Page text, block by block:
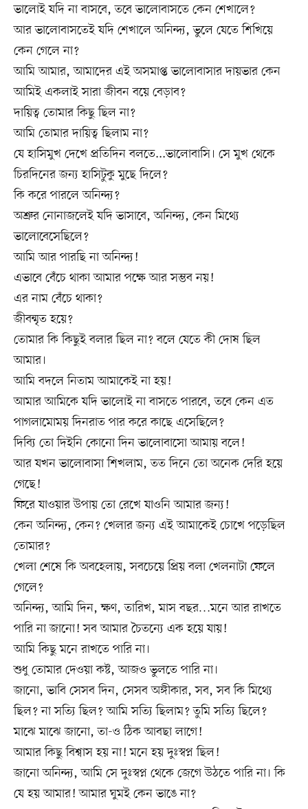
ভালোই যদি না বাসবে, তবে ভালোবাসতে কেন শেখালে?
আর ভালোবাসতেই যদি শেখালে অনিন্দ্য, ভুলে যেতে শিখিয়ে
কেন গেলে না?
আমি আমার, আমাদের এই অসমাপ্ত ভালোবাসার দায়ভার কেন
আমিই একলাই সারা জীবন বয়ে বেড়াব?
দায়িত্ব তোমার কিছু ছিল না?
আমি তোমার দায়িত্ব ছিলাম না?
যে হাসিমুখ দেখে প্রতিদিন বলতে...ভালোবাসি। সে মুখ থেকে
চিরদিনের জন্য হাসিটুকু মুছে দিলে?
কি করে পারলে অনিন্দ্য?
অশ্রুর নোনাজলেই যদি ভাসাবে, অনিন্দ্য, কেন মিথ্যে
ভালোবেসেছিলে?
আমি আর পারছি না অনিন্দ্য!
এভাবে বেঁচে থাকা আমার পক্ষে আর সম্ভব নয়!
এর নাম বেঁচে থাকা?
জীবন্মৃত হয়ে?
তোমার কি কিছুই বলার ছিল না? বলে যেতে কী দোষ ছিল
আমার।
আমি বদলে নিতাম আমাকেই না হয়!
আমার আমিকে যদি ভালোই না বাসতে পারবে, তবে কেন এত
পাগলামোময় দিনরাত পার করে কাছে এসেছিলে?
দিব্যি তো দিইনি কোনো দিন ভালোবাসো আমায় বলে!
আর যখন ভালোবাসা শিখলাম, তত দিনে তো অনেক দেরি হয়ে
গেছে!
ফিরে যাওয়ার উপায় তো রেখে যাওনি আমার জন্য!
কেন অনিন্দ্য, কেন? খেলার জন্য এই আমাকেই চোখে পড়েছিল
তোমার?
খেলা শেষে কি অবহেলায়, সবচেয়ে প্রিয় বলা খেলনাটা ফেলে
গেলে?
অনিন্দ্য, আমি দিন, ক্ষণ, তারিখ, মাস বছর…মনে আর রাখতে
পারি না জানো! সব আমার চৈতন্যে এক হয়ে যায়!
আমি কিছু মনে রাখতে পারি না।
শুধু তোমার দেওয়া কষ্ট, আজও ভুলতে পারি না।
জানো, ভাবি সেসব দিন, সেসব অঙ্গীকার, সব, সব কি মিথ্যে
ছিল? না সত্যি ছিল? আমি সত্যি ছিলাম? তুমি সত্যি ছিলে?
মাঝে মাঝে জানো, তা-ও ঠিক আবছা লাগে!
আমার কিছু বিশ্বাস হয় না! মনে হয় দুঃস্বপ্ন ছিল!
জানো অনিন্দ্য, আমি সে দুঃস্বপ্ন থেকে জেগে উঠতে পারি না। কি
যে হয় আমার! আমার ঘুমই কেন ভাঙে না?